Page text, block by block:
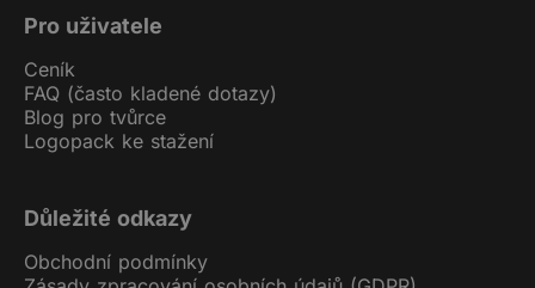
Pro uživatele
Ceník
FAQ (často kladené dotazy)
Blog pro tvůrce
Logopack ke stažení
Důležité odkazy
Obchodní podmínky